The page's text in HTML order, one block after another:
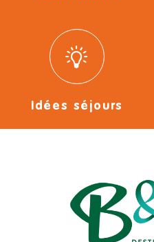
Idées séjours